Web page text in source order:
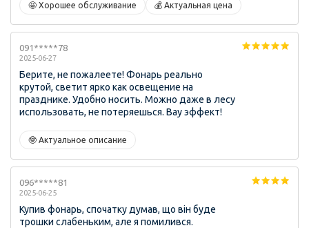
🤩 Хорошее обслуживание 💰 Актуальная цена
091*****78
2025-06-27
Берите, не пожалеете! Фонарь реально
крутой, светит ярко как освещение на
празднике. Удобно носить. Можно даже в лесу
использовать, не потеряешься. Вау эффект!
🤓 Актуальное описание
096*****81
2025-06-25
Купив фонарь, спочатку думав, що він буде
трошки слабеньким, але я помилився.